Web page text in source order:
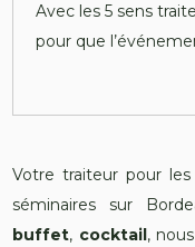
Avec les 5 sens
pour que
Votre traiteur pour
séminaires sur
buffet, cocktail,